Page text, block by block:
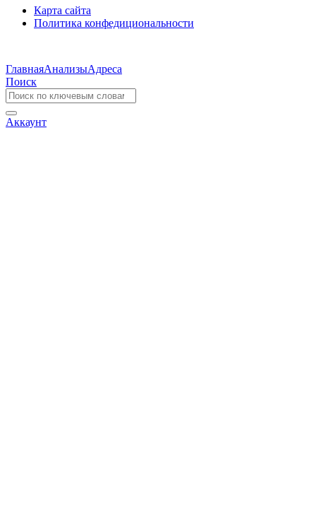
Карта сайта
Политика конфедициональности
ГлавнаяАнализыАдреса
Поиск
Аккаунт